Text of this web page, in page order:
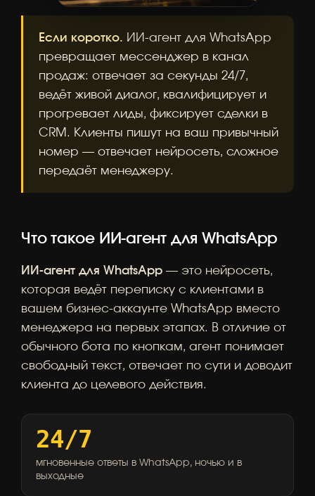
Если коротко. ИИ-агент для WhatsApp
превращает мессенджер в канал
продаж: отвечает за секунды 24/7,
ведёт живой диалог, квалифицирует и
прогревает лиды, фиксирует сделки в
CRM. Клиенты пишут на ваш привычный
номер — отвечает нейросеть, сложное
передаёт менеджеру.
Что такое ИИ-агент для WhatsApp
ИИ-агент для WhatsApp — это нейросеть,
которая ведёт переписку с клиентами в
вашем бизнес-аккаунте WhatsApp вместо
менеджера на первых этапах. В отличие от
обычного бота по кнопкам, агент понимает
свободный текст, отвечает по сути и доводит
клиента до целевого действия.
24/7
мгновенные ответы в WhatsApp, ночью и в
выходные